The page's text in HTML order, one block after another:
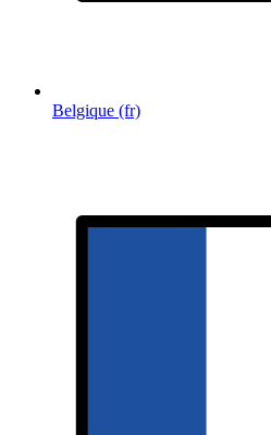
Belgique (fr)